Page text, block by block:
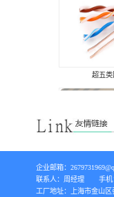
超五类
企业邮箱：
联系人：周经理       手机
工厂地址：上海市金山区